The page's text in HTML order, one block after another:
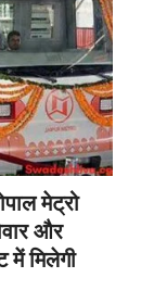
मेट्रो
और
में मिलेगी